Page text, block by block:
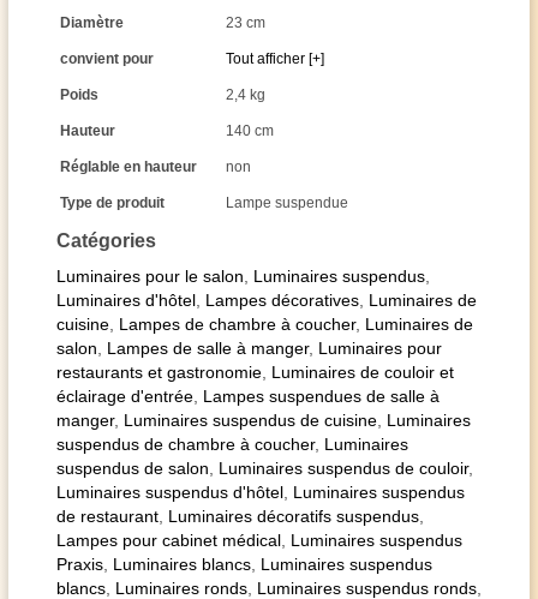
Catégories
Luminaires pour le salon Luminaires suspendus
Luminaires d'hôtel Lampes décoratives Luminaires de
cuisine Lampes de chambre à coucher, Luminaires de
salon
Lampes de salle à manger, Luminaires pour
restaurants et gastronomie Luminaires de couloir et
éclairage d'entrée Lampes suspendues de salle à
manger, Luminaires suspendus de cuisine Luminaires
suspendus de chambre à coucher, Luminaires
suspendus de salon
Luminaires suspendus de couloir,
Luminaires suspendus d'hôtel Luminaires suspendus
de restaurant Luminaires décoratifs suspendus
Lampes pour cabinet médical Luminaires suspendus
Praxis Luminaires blancs Luminaires suspendus
blancs Luminaires ronds Luminaires suspendus ronds
Diamètre 23 cm
convient pour Tout afficher [+]
Poids 2,4 kg
Hauteur 140 cm
Réglable en hauteur non
Type de produit Lampe suspendue